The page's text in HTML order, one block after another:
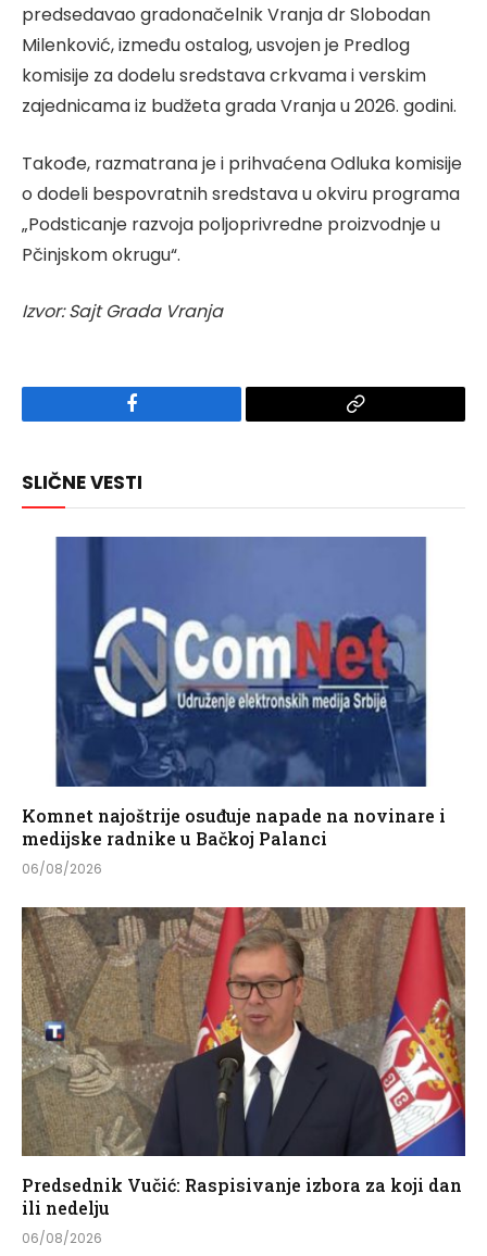
predsedavao gradonačelnik Vranja dr Slobodan
Milenković, između ostalog, usvojen je Predlog
komisije za dodelu sredstava crkvama i verskim
zajednicama iz budžeta grada Vranja u 2026. godini.
Takođe, razmatrana je i prihvaćena Odluka komisije
o dodeli bespovratnih sredstava u okviru programa
„Podsticanje razvoja poljoprivredne proizvodnje u
Pčinjskom okrugu“.
Izvor: Sajt Grada Vranja
Facebook
Copy
SLIČNE VESTI
Komnet najoštrije osuđuje napade na novinare i
medijske radnike u Bačkoj Palanci
06/08/2026
Predsednik Vučić: Raspisivanje izbora za koji dan
ili nedelju
06/08/2026